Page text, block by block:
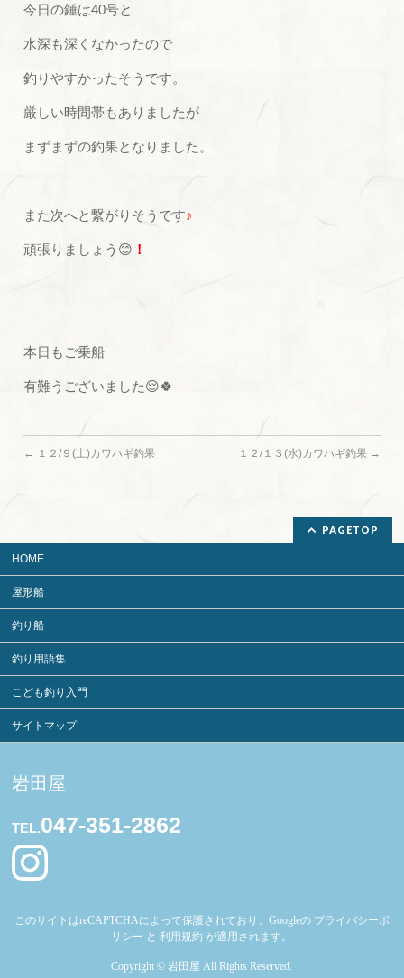
今日の錘は40号と
水深も深くなかったので
釣りやすかったそうです。
厳しい時間帯もありましたが
まずまずの釣果となりました。
また次へと繋がりそうです♪
頑張りましょう😊 ！
本日もご乗船
有難うございました😌🍀
← １２/９(土)カワハギ釣果 １２/１３(水)カワハギ釣果 →
PAGETOP
HOME
屋形船
釣り船
釣り用語集
こども釣り入門
サイトマップ
岩田屋
TEL.047-351-2862
このサイトはreCAPTCHAによって保護されており、Googleの プライバシーポ
リシー と利用規約 が適用されます。
Copyright ©岩田屋 All Rights Reserved.